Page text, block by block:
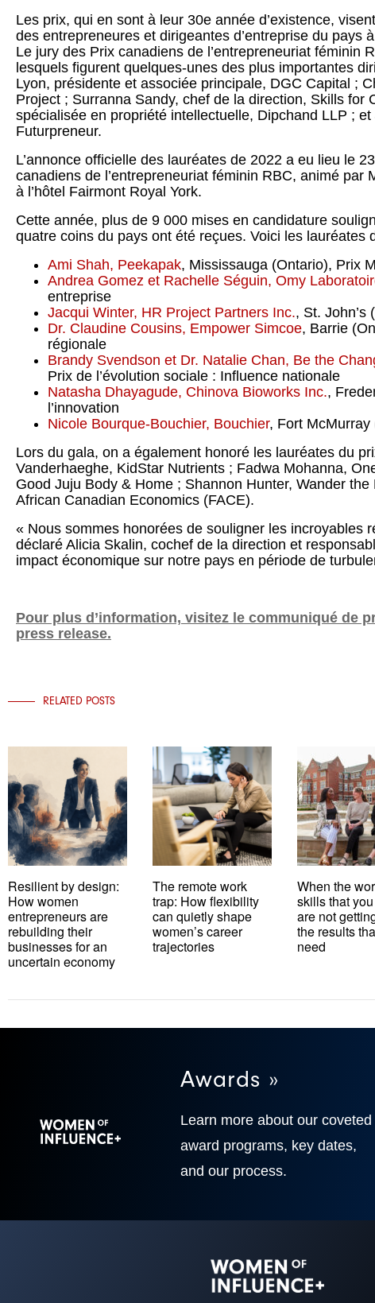
Les prix, qui en sont à leur 30e année d’existence,
des entrepreneures et dirigeantes d’entreprise du pays
Le jury des Prix canadiens de l’entrepreneuriat féminin
lesquels figurent quelques-unes des plus importantes
Lyon, présidente et associée principale, DGC Capital ;
Project ; Surranna Sandy, chef de la direction, Skills for
spécialisée en propriété intellectuelle, Dipchand LLP ;
Futurpreneur.
L’annonce officielle des lauréates de 2022 a eu lieu le
canadiens de l’entrepreneuriat féminin RBC, animé par
à l’hôtel Fairmont Royal York.
Cette année, plus de 9 000 mises en candidature
quatre coins du pays ont été reçues. Voici les lauréates
Ami Shah, Peekapak, Mississauga (Ontario), Prix
Andrea Gomez et Rachelle Séguin, Omy
entreprise
Jacqui Winter, HR Project Partners Inc., St. John’s
Dr. Claudine Cousins, Empower Simcoe, Barrie
régionale
Brandy Svendson et Dr. Natalie Chan, Be the
Prix de l’évolution sociale : Influence nationale
Natasha Dhayagude, Chinova Bioworks Inc.,
l’innovation
Nicole Bourque-Bouchier, Bouchier, Fort McMurray
Lors du gala, on a également honoré les lauréates du
Vanderhaeghe, KidStar Nutrients ; Fadwa Mohanna,
Good Juju Body & Home ; Shannon Hunter, Wander
African Canadian Economics (FACE).
« Nous sommes honorées de souligner les incroyables
déclaré Alicia Skalin, cochef de la direction et
impact économique sur notre pays en période de
Pour plus d’information, visitez le communiqué de
press release.
RELATED POSTS
Resilient by design:
How women
entrepreneurs are
rebuilding their
businesses for an
uncertain economy
The remote work
trap: How flexibility
can quietly shape
women’s career
trajectories
When the
skills that
are not
the results
need
Awards »
Learn more about our coveted
award programs, key dates,
and our process.